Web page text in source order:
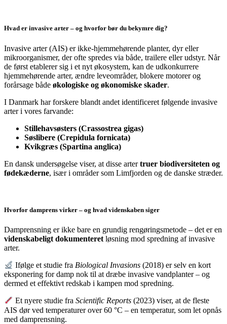
Hvad er invasive arter – og hvorfor bør du bekymre dig?
Invasive arter (AIS) er ikke-hjemmehørende planter, dyr eller
mikroorganismer, der ofte spredes via både, trailere eller udstyr. Når
de først etablerer sig i et nyt økosystem, kan de udkonkurrere
hjemmehørende arter, ændre leveområder, blokere motorer og
forårsage både økologiske og økonomiske skader.
I Danmark har forskere blandt andet identificeret følgende invasive
arter i vores farvande:
Stillehavsøsters (Crassostrea gigas)
Søslibere (Crepidula fornicata)
Kvikgræs (Spartina anglica)
En dansk undersøgelse viser, at disse artertruer biodiversiteten og
fødekæderne, især i områder som Limfjorden og de danske stræder.
Hvorfor damprens virker – og hvad videnskaben siger
Damprensning er ikke bare en grundig rengøringsmetode – det er en
videnskabeligt dokumenteret løsning mod spredning af invasive
arter.
Ifølge et studie fra Biological Invasions (2018) er selv en kort
eksponering for damp nok til at dræbe invasive vandplanter – og
dermed et effektivt redskab i kampen mod spredning.
Et nyere studie fraScientific Reports (2023) viser, at de fleste
AIS dør ved temperaturer over 60 °C – en temperatur, som let opnås
med damprensning.